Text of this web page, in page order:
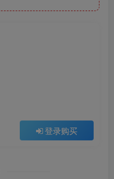
登录购买